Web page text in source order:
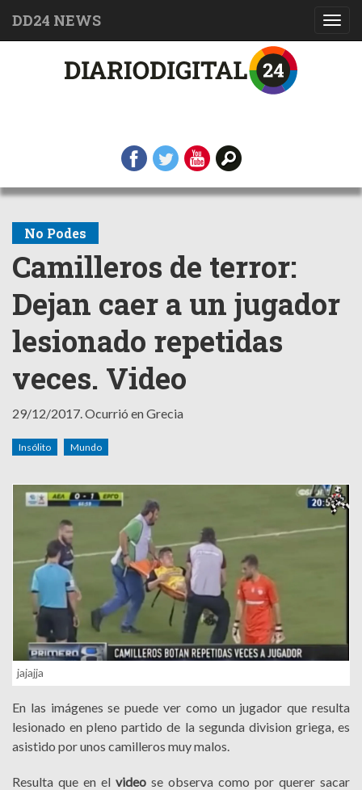
DD24 NEWS
No Podes
Camilleros de terror:
Dejan caer a un jugador
lesionado repetidas
veces. Video
29/12/2017.Ocurrió en Grecia
Insólito Mundo
jajajja
En las imágenes se puede ver como un jugador que resulta
lesionado en pleno partido de la segunda division griega, es
asistido por unos camilleros muy malos.
Resulta que en el video se observa como por querer sacar